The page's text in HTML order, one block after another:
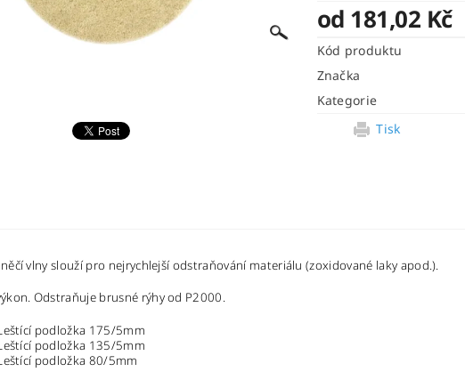
od 181,02 Kč
Kód produktu
Značka
Kategorie
Tisk
vlny slouží pro nejrychlejší odstraňování materiálu (zoxidované laky apod.).
Odstraňuje brusné rýhy od P2000.
podložka 175/5mm
podložka 135/5mm
podložka 80/5mm